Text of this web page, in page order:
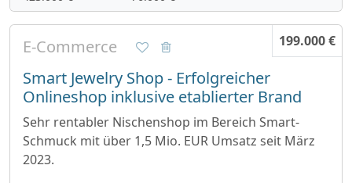
199.000 €
E-Commerce
Smart Jewelry Shop - Erfolgreicher
Onlineshop inklusive etablierter Brand
Sehr rentabler Nischenshop im Bereich Smart-
Schmuck mit über 1,5 Mio. EUR Umsatz seit März
2023.